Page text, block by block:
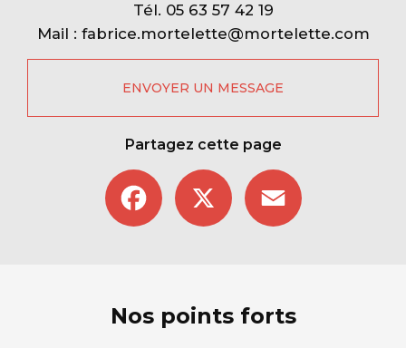
Tél. 05 63 57 42 19
Mail : fabrice.mortelette@mortelette.com
ENVOYER UN MESSAGE
Partagez cette page
Facebook
Nos points forts